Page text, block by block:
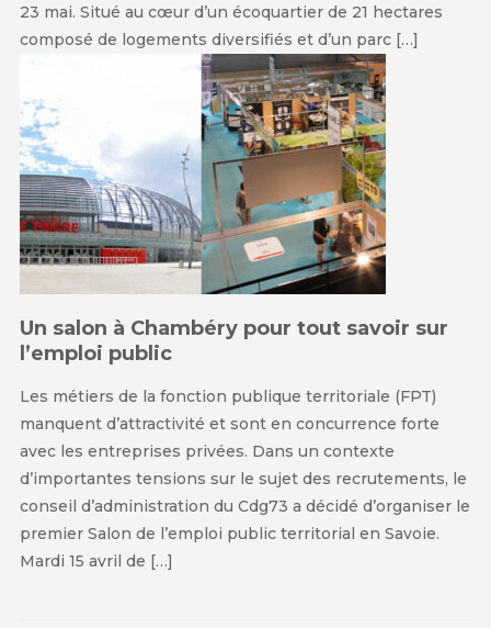
23 mai. Situé au cœur d’un écoquartier de 21 hectares
composé de logements diversifiés et d’un parc […]
Un salon à Chambéry pour tout savoir sur
l’emploi public
Les métiers de la fonction publique territoriale (FPT)
manquent d’attractivité et sont en concurrence forte
avec les entreprises privées. Dans un contexte
d’importantes tensions sur le sujet des recrutements, le
conseil d’administration du Cdg73 a décidé d’organiser le
premier Salon de l’emploi public territorial en Savoie.
Mardi 15 avril de […]